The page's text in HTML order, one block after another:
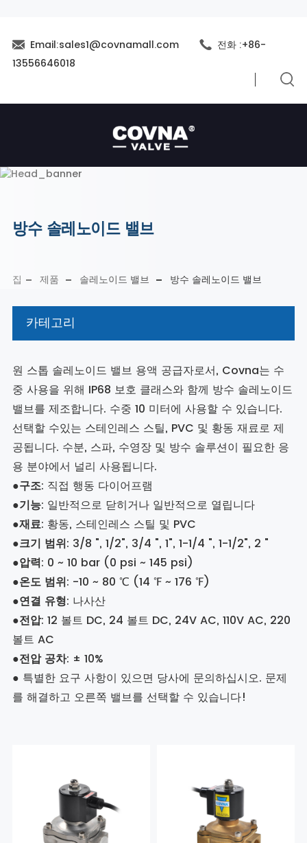
Email:sales1@covnamall.com
전화 :+86-
13556646018
방수 솔레노이드 밸브
집 제품 솔레노이드 밸브 방수 솔레노이드 밸브
카테고리
원 스톱 솔레노이드 밸브 용액 공급자로서, Covna는 수
중 사용을 위해 IP68 보호 클래스와 함께 방수 솔레노이드
밸브를 제조합니다. 수중 10 미터에 사용할 수 있습니다.
선택할 수있는 스테인레스 스틸, PVC 및 황동 재료로 제
공됩니다. 수분, 스파, 수영장 및 방수 솔루션이 필요한 응
용 분야에서 널리 사용됩니다.
●구조: 직접 행동 다이어프램
●기능: 일반적으로 닫히거나 일반적으로 열립니다
●재료: 황동, 스테인레스 스틸 및 PVC
●크기 범위: 3/8 ", 1/2", 3/4 ", 1", 1-1/4 ", 1-1/2", 2 "
●압력: 0 ~ 10 bar (0 psi ~ 145 psi)
●온도 범위: -10 ~ 80 ℃ (14 ℉ ~ 176 ℉)
●연결 유형: 나사산
●전압: 12 볼트 DC, 24 볼트 DC, 24V AC, 110V AC, 220
볼트 AC
●전압 공차: ± 10%
● 특별한 요구 사항이 있으면 당사에 문의하십시오. 문제
를 해결하고 오른쪽 밸브를 선택할 수 있습니다!